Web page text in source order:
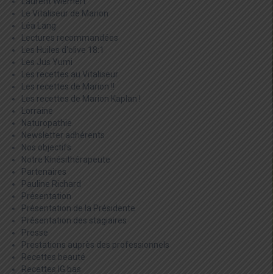
Le Vitaliseur de Marion
Léa Lang
Lectures recommandées
Les Huiles d'olive 18:1
Les Jus Yumi
Les recettes au Vitaliseur
Les recettes de Marion !!
Les recettes de Marion Kaplan !
Lorraine
Naturopathie
Newsletter adhérents
Nos objectifs
Notre Kinésithérapeute
Partenaires
Pauline Richard
Présentation
Présentation de la Présidente
Présentation des stagiaires
Presse
Prestations auprès des professionnels
Recettes beauté
Recettes IG bas